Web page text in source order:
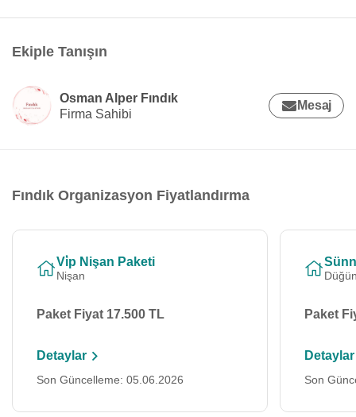
Ekiple Tanışın
Osman Alper Fındık
Firma Sahibi
Mesaj
Fındık Organizasyon Fiyatlandırma
Vi̇p Nişan Paketi
Nişan
Paket Fiyat 17.500 TL
Detaylar
Son Güncelleme: 05.06.2026
Paket
Detaylar
Son